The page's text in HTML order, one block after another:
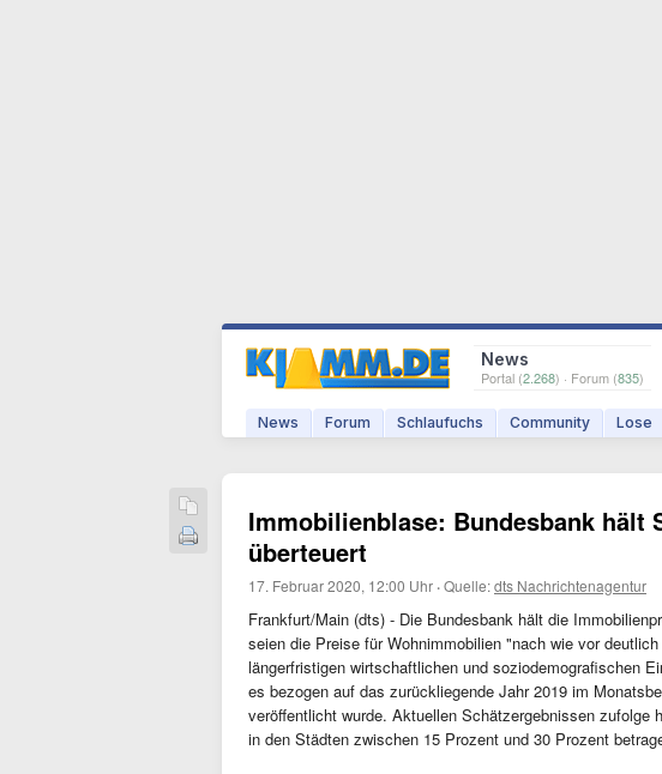
News
Portal (2.268) · Forum (835)
News Forum Schlaufuchs Community Lose
Immobilienblase: Bundesbank hält
überteuert
17. Februar 2020, 12:00 Uhr ·Quelle:dts Nachrichtenagentur
Frankfurt/Main (dts) - Die Bundesbank hält die
seien die Preise für Wohnimmobilien "nach wie vor
längerfristigen wirtschaftlichen und soziodemografischen
es bezogen auf das zurückliegende Jahr 2019 im
veröffentlicht wurde. Aktuellen Schätzergebnissen zufolge
in den Städten zwischen 15 Prozent und 30 Prozent